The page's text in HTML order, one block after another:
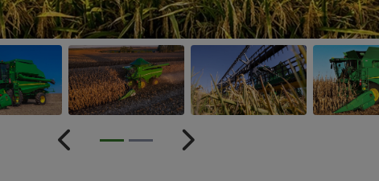
Anterior Próximo